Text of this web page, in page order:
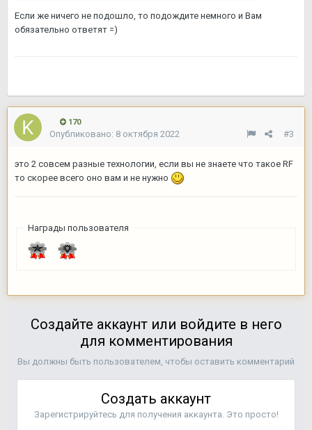
Если же ничего не подошло, то подождите немного и Вам
обязательно ответят =)
170
#3
Опубликовано: 8 октября 2022
это 2 совсем разные технологии, если вы не знаете что такое RF
то скорее всего оно вам и не нужно
Награды пользователя
Создайте аккаунт или войдите в него
для комментирования
Вы должны быть пользователем, чтобы оставить комментарий
Создать аккаунт
Зарегистрируйтесь для получения аккаунта. Это просто!